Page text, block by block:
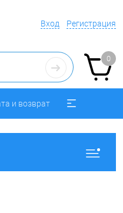
Вход Регистрация
0
и возврат